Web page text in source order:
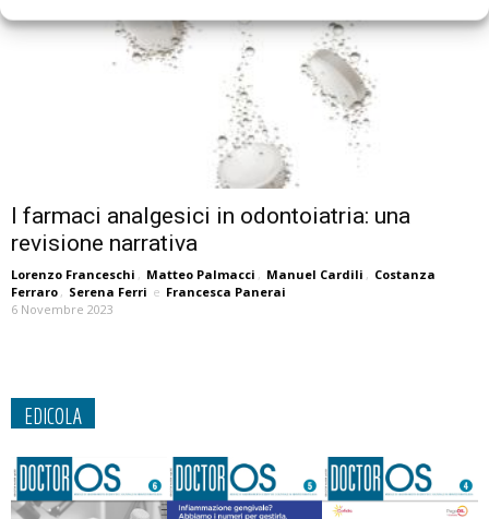
I farmaci analgesici in odontoiatria: una
revisione narrativa
Lorenzo Franceschi , Matteo Palmacci , Manuel Cardili , Costanza
Ferraro , Serena Ferri e Francesca Panerai
6 Novembre 2023
EDICOLA